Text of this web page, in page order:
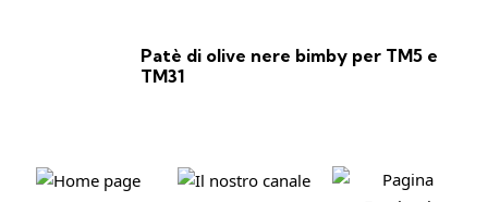
Patè di olive nere bimby per TM5 e
TM31